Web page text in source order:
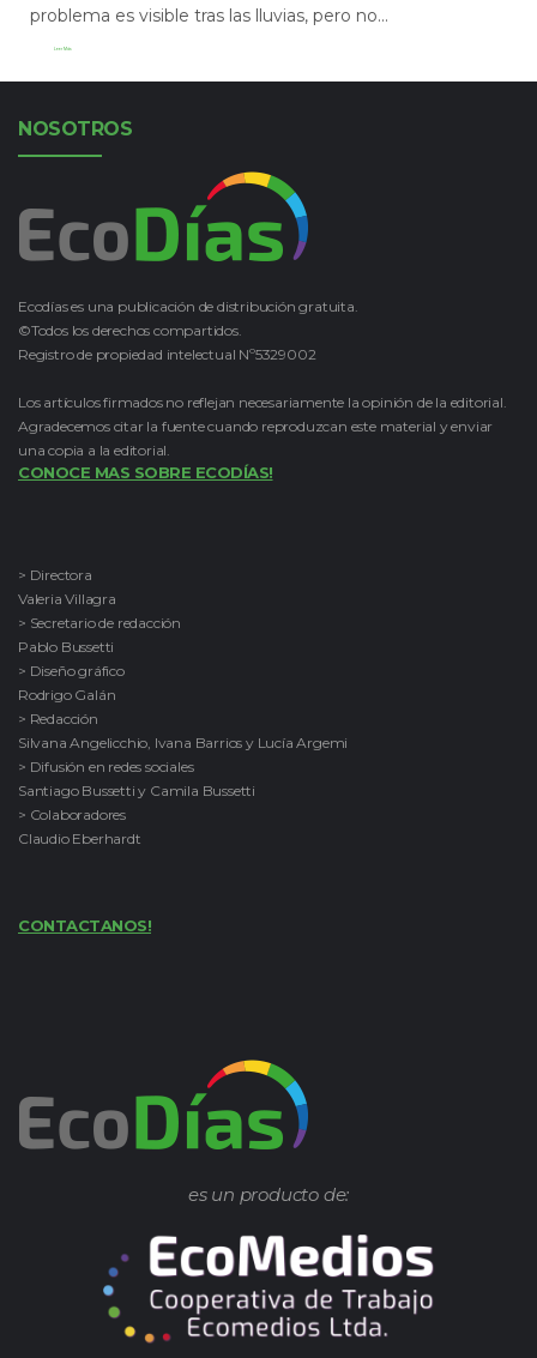
problema es visible tras las lluvias, pero no...
Leer Más
NOSOTROS
Ecodías es una publicación de distribución gratuita.
©Todos los derechos compartidos.
Registro de propiedad intelectual Nº5329002
Los artículos firmados no reflejan necesariamente la opinión de la editorial.
Agradecemos citar la fuente cuando reproduzcan este material y enviar
una copia a la editorial.
CONOCE MAS SOBRE ECODÍAS!
> Directora
Valeria Villagra
> Secretario de redacción
Pablo Bussetti
> Diseño gráfico
Rodrigo Galán
> Redacción
Silvana Angelicchio, Ivana Barrios y Lucía Argemi
> Difusión en redes sociales
Santiago Bussetti y Camila Bussetti
> Colaboradores
Claudio Eberhardt
CONTACTANOS!
es un producto de: